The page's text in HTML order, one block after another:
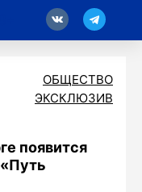
ОБЩЕСТВО
ЭКСКЛЮЗИВ
появится